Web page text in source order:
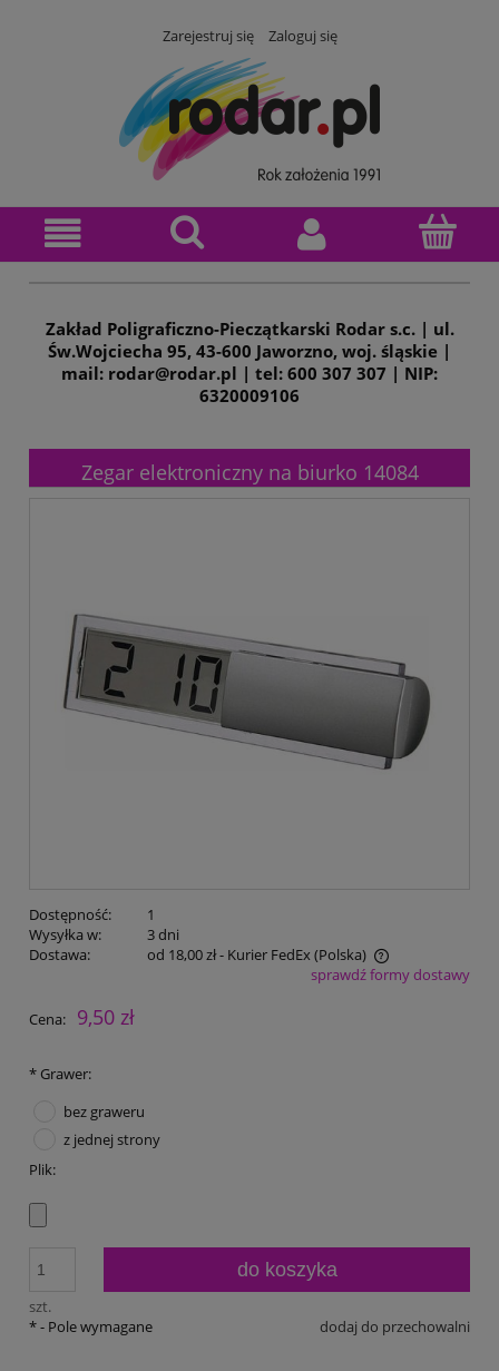
Zarejestruj się Zaloguj się
Zakład Poligraficzno-Pieczątkarski Rodar s.c. | ul.
Św.Wojciecha 95, 43-600 Jaworzno, woj. śląskie |
mail: rodar@rodar.pl | tel: 600 307 307 | NIP:
6320009106
Zegar elektroniczny na biurko 14084
Dostępność:
1
Wysyłka w:
3 dni
Dostawa:
od 18,00 zł- Kurier FedEx(Polska)
Cena nie zawiera ewentualnych kosztów płatnościsprawdź formy dostawy
Cena: 9,50 zł
* Grawer:
bez graweru
z jednej strony
Plik:
szt.
do koszyka
dodaj do przechowalni
*- Pole wymagane